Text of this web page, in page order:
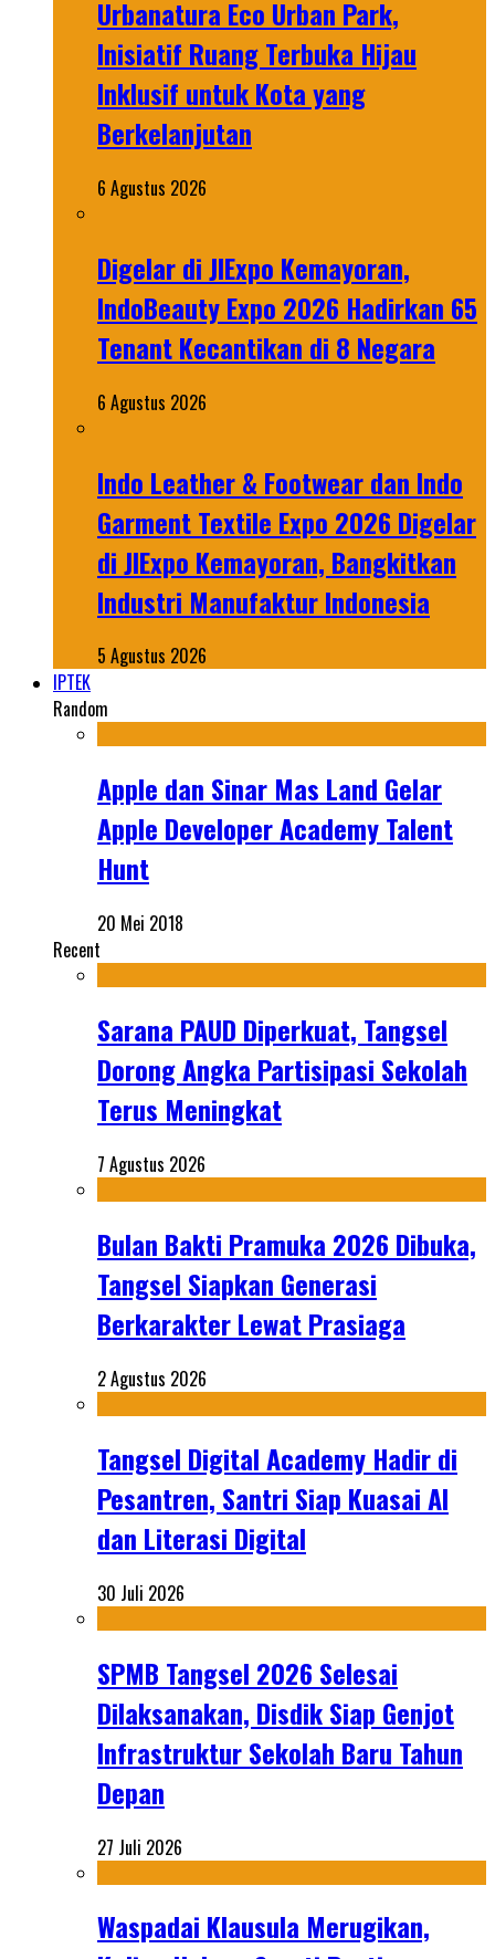
Urbanatura Eco Urban Park,
Inisiatif Ruang Terbuka Hijau
Inklusif untuk Kota yang
Berkelanjutan
6 Agustus 2026
Digelar di JIExpo Kemayoran,
IndoBeauty Expo 2026 Hadirkan 65
Tenant Kecantikan di 8 Negara
6 Agustus 2026
Indo Leather & Footwear dan Indo
Garment Textile Expo 2026 Digelar
di JIExpo Kemayoran, Bangkitkan
Industri Manufaktur Indonesia
5 Agustus 2026
IPTEK
Random
Apple dan Sinar Mas Land Gelar
Apple Developer Academy Talent
Hunt
20 Mei 2018
Recent
Sarana PAUD Diperkuat, Tangsel
Dorong Angka Partisipasi Sekolah
Terus Meningkat
7 Agustus 2026
Bulan Bakti Pramuka 2026 Dibuka,
Tangsel Siapkan Generasi
Berkarakter Lewat Prasiaga
2 Agustus 2026
Tangsel Digital Academy Hadir di
Pesantren, Santri Siap Kuasai AI
dan Literasi Digital
30 Juli 2026
SPMB Tangsel 2026 Selesai
Dilaksanakan, Disdik Siap Genjot
Infrastruktur Sekolah Baru Tahun
Depan
27 Juli 2026
Waspadai Klausula Merugikan,